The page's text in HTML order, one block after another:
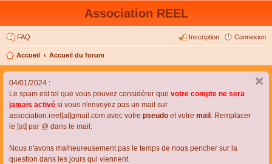
Association REEL
FAQ Connexion
Inscription
Accueil Accueil du forum
04/01/2024 :
Le spam est tel que vous pouvez considérer que votre compte ne sera
jamais activé si vous n'envoyez pas un mail sur
association.reel[at]gmail.com avec votre pseudo et votre mail . Remplacer
le [at] par @ dans le mail.
Nous n'avons malheureusement pas le temps de nous pencher sur la
question dans les jours qui viennent.